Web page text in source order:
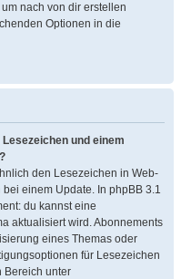
nach von dir erstellen
Optionen in die
und einem
den Lesezeichen in Web-
einem Update. In phpBB 3.1
du kannst eine
aktualisiert wird. Abonnements
eines Themas oder
für Lesezeichen
Bereich unter